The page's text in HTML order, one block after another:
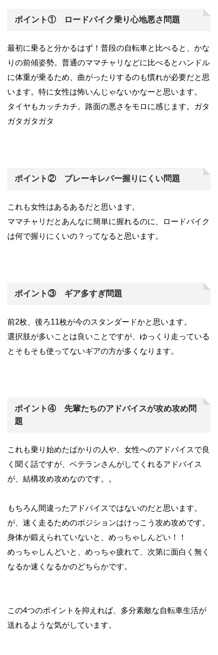
ポイント① ロードバイク乗り心地悪さ問題
最初に乗ると分かるはず！普段の自転車と比べると、かな
りの前傾姿勢。普通のママチャリなどに比べるとハンドル
に体重が乗るため、曲がったりするのも慣れが必要だと思
います。特に女性は怖いんじゃないかなーと思います。
タイヤもカッチカチ。路面の悪さをモロに感じます。ガタ
ガタガタガタ
ポイント② ブレーキレバー握りにくい問題
これも女性はあるあるだと思います。
ママチャリだとあんなに簡単に握れるのに、ロードバイク
は何で握りにくいの？ってなると思います。
ポイント③ ギア多すぎ問題
前2枚、後ろ11枚が今のスタンダードかと思います。
選択肢が多いことは良いことですが、ゆっくり走っている
とそもそも使ってないギアの方が多くなります。
ポイント④ 先輩たちのアドバイスが攻め攻め問
題
これも乗り始めたばかりの人や、女性へのアドバイスで良
く聞く話ですが、ベテランさんがしてくれるアドバイス
が、結構攻め攻めなのです。。
もちろん間違ったアドバイスではないのだと思います。
が、速く走るためのポジションはけっこう攻め攻めです。
身体が鍛えられていないと、めっちゃしんどい！！
めっちゃしんどいと、めっちゃ疲れて、次第に面白く無く
なるか速くなるかのどちらかです。
この4つのポイントを抑えれば、多分素敵な自転車生活が
送れるような気がしています。